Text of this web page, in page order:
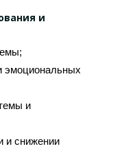
и
эмоциональных
и
и снижении